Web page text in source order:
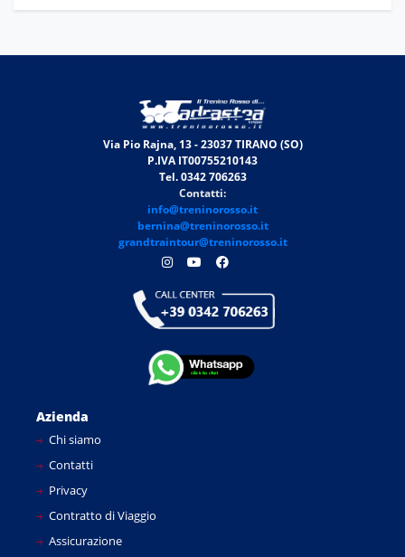
Via Pio Rajna, 13 - 23037 TIRANO (SO)
P.IVA IT00755210143
Tel. 0342 706263
Contatti:
info@treninorosso.it
bernina@treninorosso.it
grandtraintour@treninorosso.it
Azienda
Chi siamo
Contatti
Privacy
Contratto di Viaggio
Assicurazione